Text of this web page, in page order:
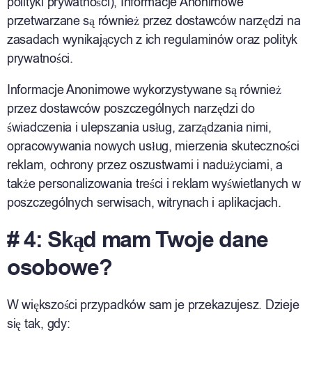
przetwarzane są również przez dostawców narzędzi na
zasadach wynikających z ich regulaminów oraz polityk
prywatności.
Informacje Anonimowe wykorzystywane są również
przez dostawców poszczególnych narzędzi do
świadczenia i ulepszania usług, zarządzania nimi,
opracowywania nowych usług, mierzenia skuteczności
reklam, ochrony przez oszustwami i nadużyciami, a
także personalizowania treści i reklam wyświetlanych w
poszczególnych serwisach, witrynach i aplikacjach.
# 4: Skąd mam Twoje dane
osobowe?
W większości przypadków sam je przekazujesz. Dzieje
się tak, gdy: